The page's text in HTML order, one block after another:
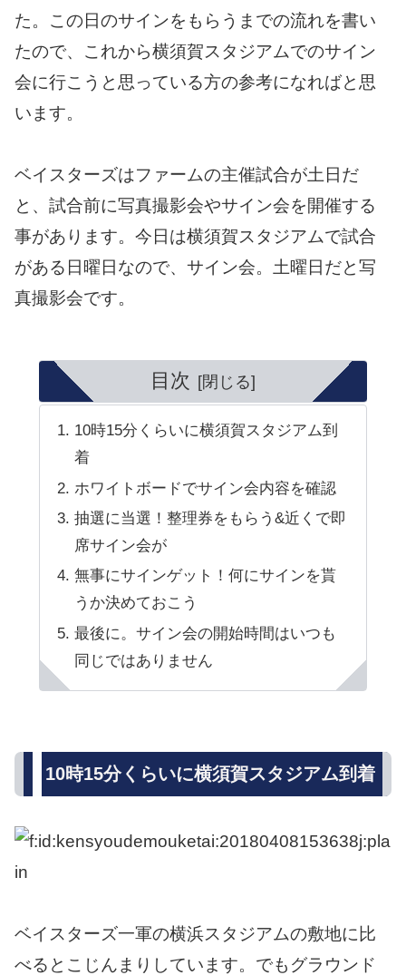
た。この日のサインをもらうまでの流れを書い
たので、これから横須賀スタジアムでのサイン
会に行こうと思っている方の参考になればと思
います。
ベイスターズはファームの主催試合が土日だ
と、試合前に写真撮影会やサイン会を開催する
事があります。今日は横須賀スタジアムで試合
がある日曜日なので、サイン会。土曜日だと写
真撮影会です。
目次
10時15分くらいに横須賀スタジアム到
着
ホワイトボードでサイン会内容を確認
抽選に当選！整理券をもらう&近くで即
席サイン会が
無事にサインゲット！何にサインを貰
うか決めておこう
最後に。サイン会の開始時間はいつも
同じではありません
10時15分くらいに横須賀スタジアム到着
ベイスターズ一軍の横浜スタジアムの敷地に比
べるとこじんまりしています。でもグラウンド